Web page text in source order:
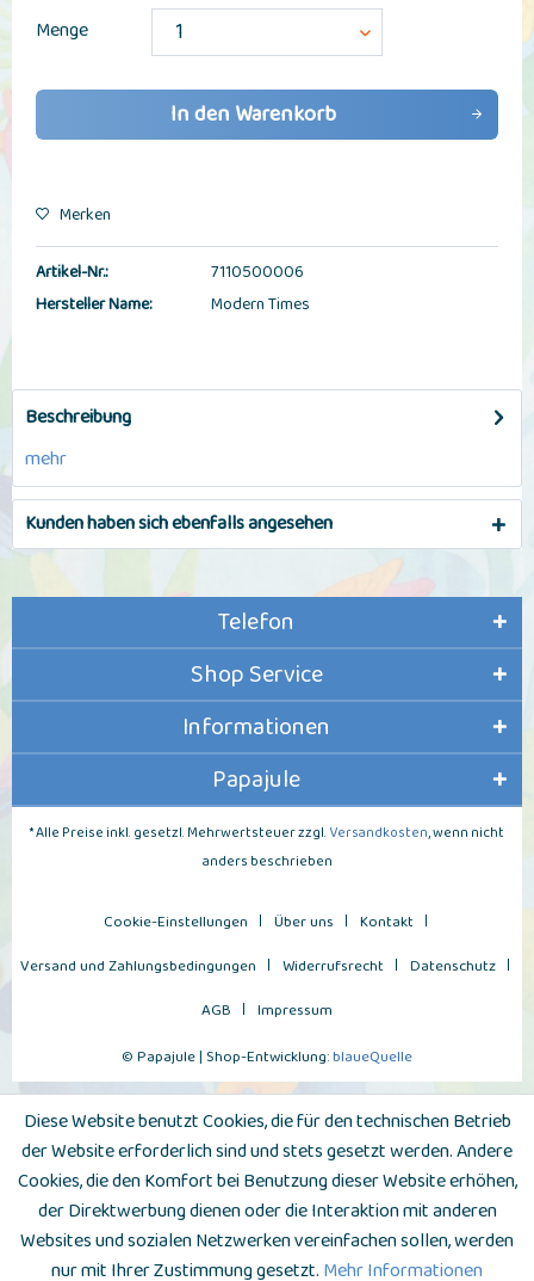
Menge
In den Warenkorb
Merken
Artikel-Nr.:
7110500006
Hersteller Name:
Modern Times
Beschreibung
mehr
Kunden haben sich ebenfalls angesehen
Telefon
Shop Service
Informationen
Papajule
* Alle Preise inkl. gesetzl. Mehrwertsteuer zzgl. Versandkosten, wenn nicht
anders beschrieben
Cookie-Einstellungen Über uns
Kontakt
Versand und Zahlungsbedingungen
Widerrufsrecht
Datenschutz
AGB
Impressum
© Papajule | Shop-Entwicklung:blaueQuelle
Diese Website benutzt Cookies, die für den technischen Betrieb
der Website erforderlich sind und stets gesetzt werden. Andere
Cookies, die den Komfort bei Benutzung dieser Website erhöhen,
der Direktwerbung dienen oder die Interaktion mit anderen
Websites und sozialen Netzwerken vereinfachen sollen, werden
nur mit Ihrer Zustimmung gesetzt. Mehr Informationen